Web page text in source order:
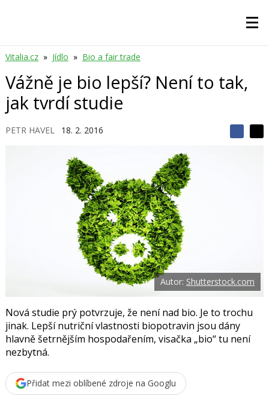
Vitalia.cz » Jídlo » Bio a fair trade
Vážně je bio lepší? Není to tak,
jak tvrdí studie
PETR HAVEL 18. 2. 2016
SS
o
o
k
Autor: Shutterstock.com
Nová studie prý potvrzuje, že není nad bio. Je to trochu
jinak. Lepší nutriční vlastnosti biopotravin jsou dány
hlavně šetrnějším hospodařením, visačka „bio“ tu není
nezbytná.
Přidat mezi oblíbené zdroje na Googlu